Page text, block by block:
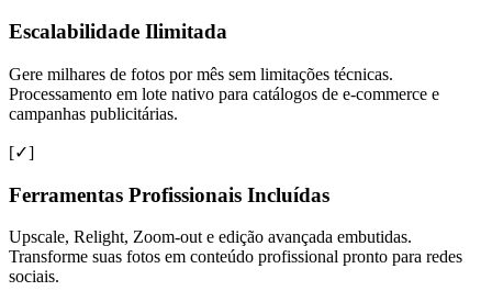
Escalabilidade Ilimitada
Gere milhares de fotos por mês sem limitações técnicas.
Processamento em lote nativo para catálogos de e-commerce e
campanhas publicitárias.
[✓]
Ferramentas Profissionais Incluídas
Upscale, Relight, Zoom-out e edição avançada embutidas.
Transforme suas fotos em conteúdo profissional pronto para redes
sociais.